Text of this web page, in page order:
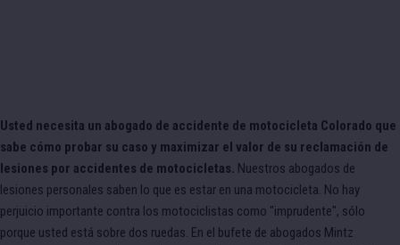
Usted necesita un abogado de accidente de motocicleta Colorado que
sabe cómo probar su caso y maximizar el valor de su reclamación de
lesiones por accidentes de motocicletas. Nuestros abogados de
lesiones personales saben lo que es estar en una motocicleta. No hay
perjuicio importante contra los motociclistas como "imprudente", sólo
porque usted está sobre dos ruedas. En el bufete de abogados Mintz